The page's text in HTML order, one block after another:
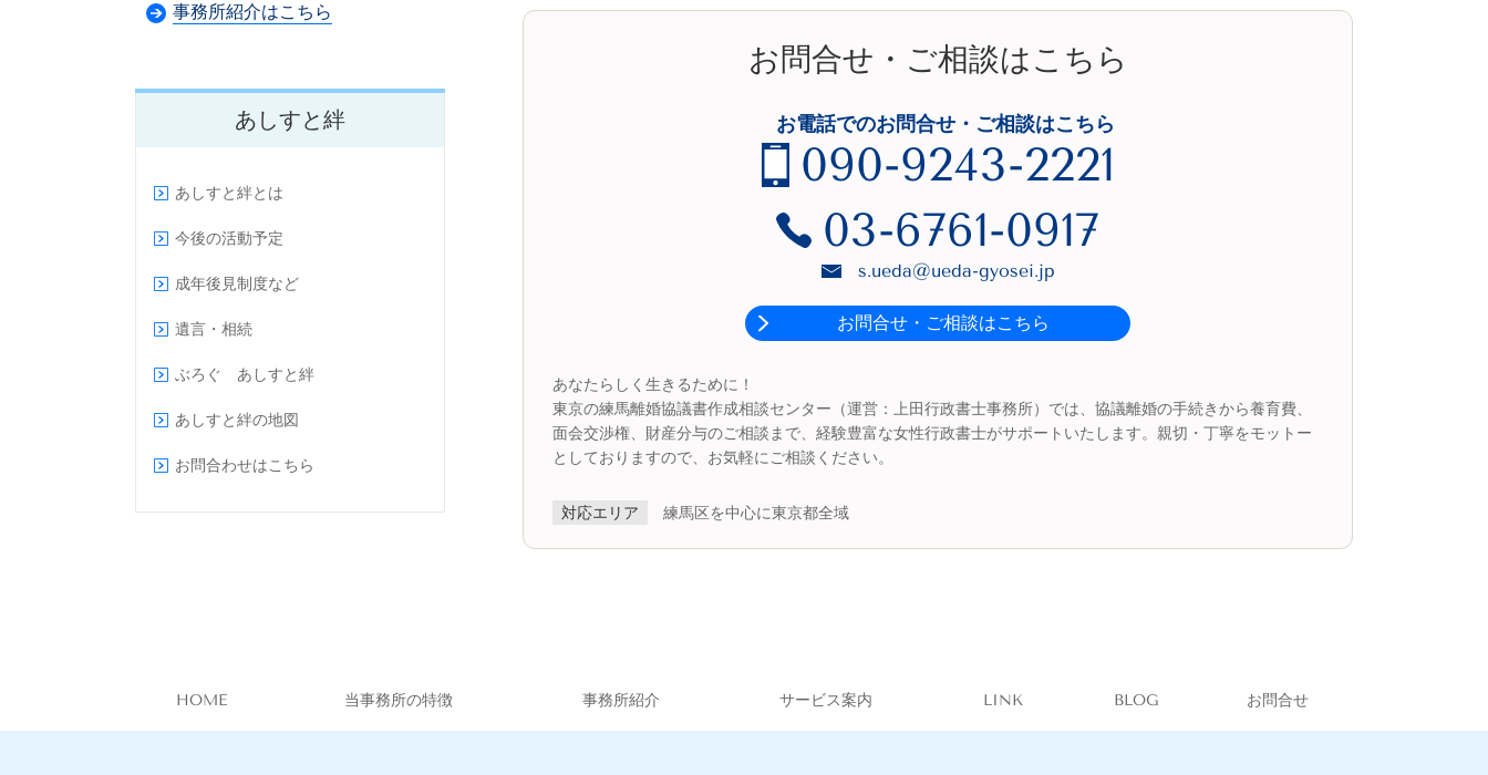
お問合せ・ご相談はこちら
お電話でのお問合せ・ご相談はこちら
090-9243-2221
03-6761-0917
s.ueda@ueda-gyosei.jp
お問合せ・ご相談はこちら
あなたらしく生きるために！
東京の練馬離婚協議書作成相談センター（運営：上田行政書士事務所）では、協議離婚の手続きから養育費、
面会交渉権、財産分与のご相談まで、経験豊富な女性行政書士がサポートいたします。親切・丁寧をモットー
としておりますので、お気軽にご相談ください。
対応エリア 練馬区を中心に東京都全域
事務所紹介はこちら
あしすと絆
あしすと絆とは
今後の活動予定
成年後見制度など
遺言・相続
ぶろぐ あしすと絆
あしすと絆の地図
お問合わせはこちら
HOME 当事務所の特徴 事務所紹介 サービス案内 LINK BLOG お問合せ